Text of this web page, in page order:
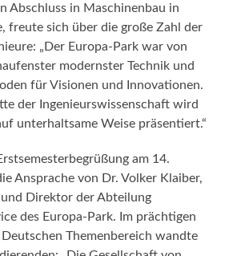
Abschluss in Maschinenbau in
freute sich über die große Zahl der
„Der Europa-Park war von
modernster Technik und
für Visionen und Innovationen.
der Ingenieurswissenschaft wird
unterhaltsame Weise präsentiert.“
am 14.
Ansprache von Dr. Volker Klaiber,
Direktor der Abteilung
des Europa-Park. Im prächtigen
Deutschen Themenbereich wandte